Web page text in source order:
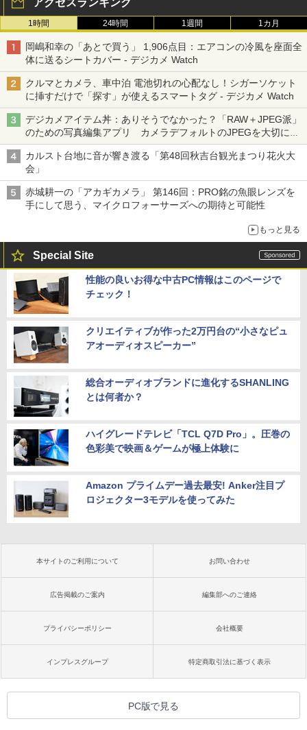
1時間 24時間 1週間 1カ月
岡嶋和幸の「あとで買う」 1,906点目：エアコンの冷風を座面全
体に送るシートカバー - デジカメ Watch
クルマとカメラ、車中泊 電池切れの心配なし！シガーソケット
に挿すだけで「探す」が使えるスマートタグ - デジカメ Watch
デジカメアイテム丼：ありそうでなかった？「RAW＋JPEG派」
のための写真編集アプリ カメラデフォルトのJPEGを大切にす
る「Filmator」
カルスト台地に音が響き渡る「第48回秋吉台観光まつり花火大
会」
赤城耕一の「アカギカメラ」 第146回：PRO銘の魚眼レンズを
手にして思う、マイクロフォーサーズへの期待と可能性
もっと見る
Special Site
性能の良いお得な中古PC情報はこのページで
チェック！
クリエイティブが作った2万円台の“小さなピュ
アオーディオスピーカー”
総合オーディオブランドに進化するSHANLING
とは何者か？
ハイグレードテレビ「TCL Q7D Pro」。圧巻の
色彩美で映画＆ゲームが極上体験に
Amazon プライムデー過去最安! Anker注目プ
ロジェクター3モデルを使ってみた
本サイトのご利用について お問い合わせ
広告掲載のご案内 編集部へのご連絡
プライバシーポリシー 会社概要
インプレスグループ 特定商取引法に基づく表示
PC版で見る